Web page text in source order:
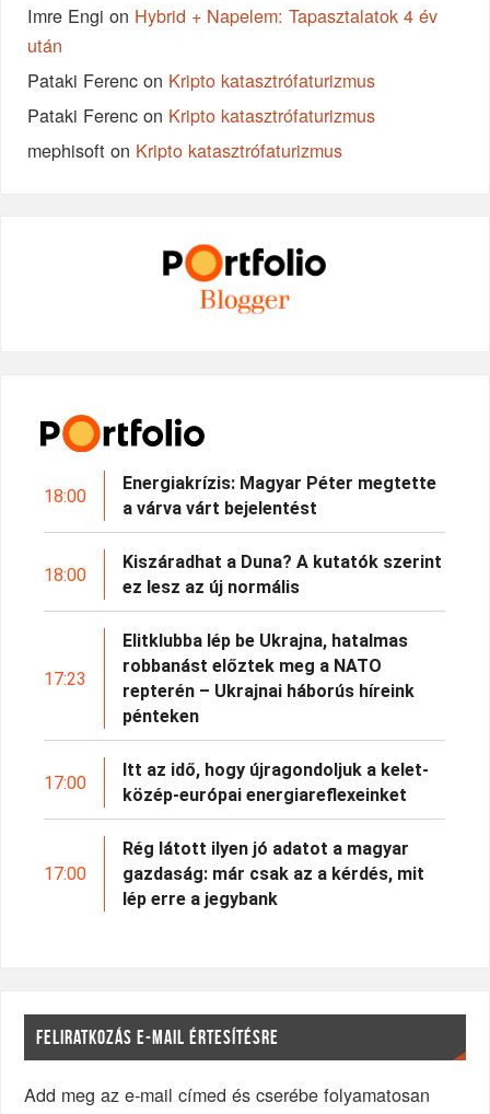
Imre Engi on Hybrid + Napelem: Tapasztalatok 4 év
után
Pataki Ferenc on Kripto katasztrófaturizmus
Pataki Ferenc on Kripto katasztrófaturizmus
mephisoft on Kripto katasztrófaturizmus
18:00
Energiakrízis: Magyar Péter megtette
a várva várt bejelentést
18:00
Kiszáradhat a Duna? A kutatók szerint
ez lesz az új normális
17:23
Elitklubba lép be Ukrajna, hatalmas
robbanást előztek meg a NATO
repterén – Ukrajnai háborús híreink
pénteken
17:00
Itt az idő, hogy újragondoljuk a kelet-
közép-európai energiareflexeinket
17:00
Rég látott ilyen jó adatot a magyar
gazdaság: már csak az a kérdés, mit
lép erre a jegybank
FELIRATKOZÁS E-MAIL ÉRTESÍTÉSRE
Add meg az e-mail címed és cserébe folyamatosan